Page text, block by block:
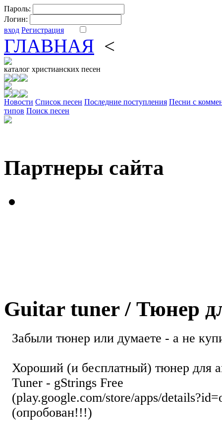
Пароль:
Логин:
вход Регистрация
ГЛАВНАЯ <
каталог христианских песен
Новости Cписок песен Последние поступления Песни с
типов Поиск песен
Партнеры сайта
Guitar tuner / Тюнер
Забыли тюнер или думаете - а не
Хороший (и бесплатный) тюнер для
Tuner - gStrings Free
(play.google.com/store/apps/
(опробован!!!)